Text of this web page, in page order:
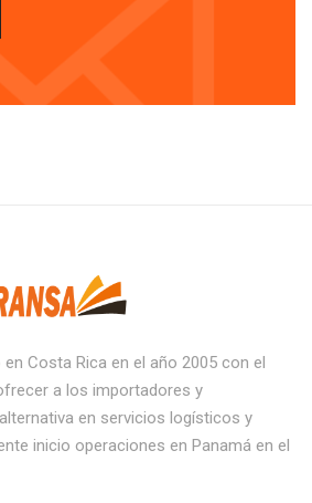
Costa Rica en el año 2005 con el
a los importadores y
en servicios logísticos y
inicio operaciones en Panamá en el